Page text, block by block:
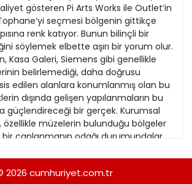
gösteren Pi Arts Works ile Outlet’in
seçmesi bölgenin gittikçe
renk katıyor. Bunun bilinçli bir
söylemek elbette aşırı bir yorum olur.
Kasa Galeri, Siemens gibi genellikle
belirlemediği, daha doğrusu
edilen alanlara konumlanmış olan bu
dışında gelişen yapılanmaların bu
güçlendireceği bir gerçek. Kurumsal
özellikle müzelerin bulunduğu bölgeler
canlanmanın odağı durumundalar.
bir boyuta ulaşması. Yaklaşık 10 yıl
günümüz sanatının kalbi İstiklal
2026 cumhuriyet.com.tr